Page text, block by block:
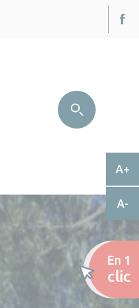
A+
A-
En 1
clic